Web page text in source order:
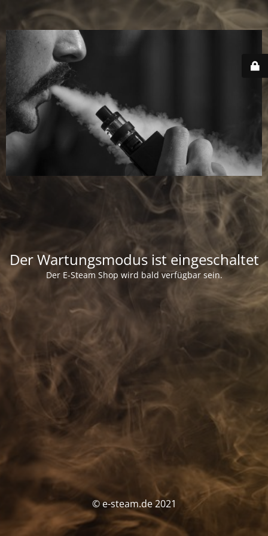
Der Wartungsmodus ist eingeschaltet
Der E-Steam Shop wird bald verfügbar sein.
© e-steam.de 2021